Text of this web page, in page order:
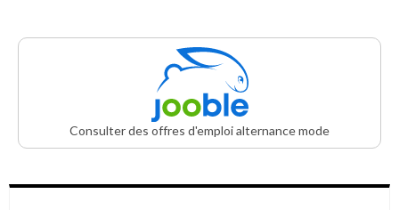
Consulter des offres d'emploi alternance mode